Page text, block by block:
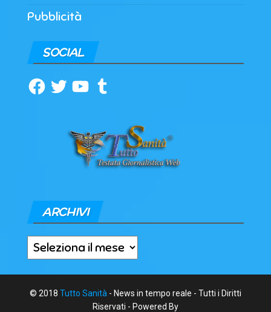
Pubblicità
SOCIAL
Facebook
TwitterYouTubeTumblr
ARCHIVI
Archivi
© 2018 Tutto Sanità - News in tempo reale - Tutti i Diritti
Riservati - Powered By